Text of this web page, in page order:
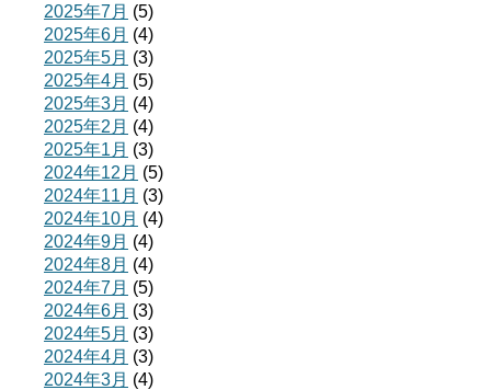
2025年7月 (5)
2025年6月 (4)
2025年5月 (3)
2025年4月 (5)
2025年3月 (4)
2025年2月 (4)
2025年1月 (3)
2024年12月 (5)
2024年11月 (3)
2024年10月 (4)
2024年9月 (4)
2024年8月 (4)
2024年7月 (5)
2024年6月 (3)
2024年5月 (3)
2024年4月 (3)
2024年3月 (4)